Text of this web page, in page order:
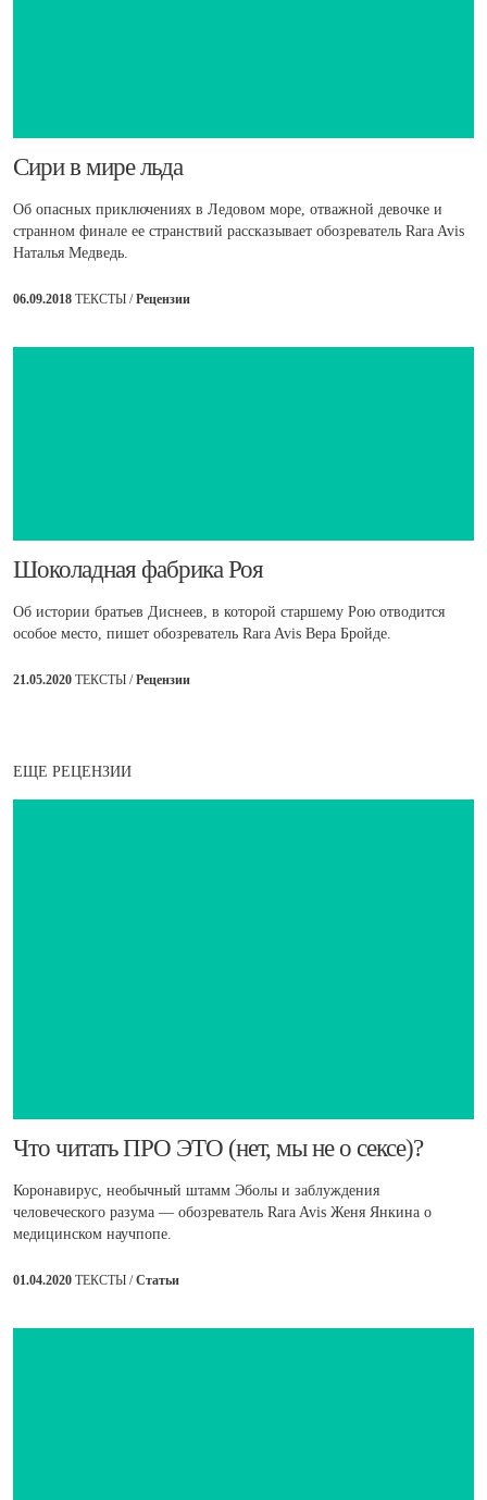
​Сири в мире льда
Об опасных приключениях в Ледовом море, отважной девочке и
странном финале ее странствий рассказывает обозреватель Rara Avis
Наталья Медведь.
06.09.2018 ТЕКСТЫ /Рецензии
​Шоколадная фабрика Роя
Об истории братьев Диснеев, в которой старшему Рою отводится
особое место, пишет обозреватель Rara Avis Вера Бройде.
21.05.2020 ТЕКСТЫ /Рецензии
ЕЩЕ РЕЦЕНЗИИ
Что читать ПРО ЭТО (нет, мы не о сексе)?
Коронавирус, необычный штамм Эболы и заблуждения
человеческого разума — обозреватель Rara Avis Женя Янкина о
медицинском научпопе.
01.04.2020 ТЕКСТЫ /Статьи